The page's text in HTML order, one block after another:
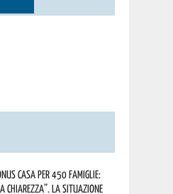
casa per 450 famiglie:
chiarezza”. La situazione